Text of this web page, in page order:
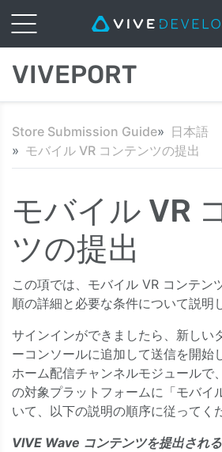
VIVEPORT
Store Submission Guide
日本語
モバイル VR コンテンツの提出
モバイル VR
ツの提出
この項では、モバイル VR コンテン
順の詳細と必要な条件について説明
サインインができましたら、新しい
ーコンソールに追加して送信を開
ホーム配信チャンネルモジュールで
の対象プラットフォームに「モバイ
いて、以下の説明の順序に従ってく
VIVE Wave コンテンツを提出される